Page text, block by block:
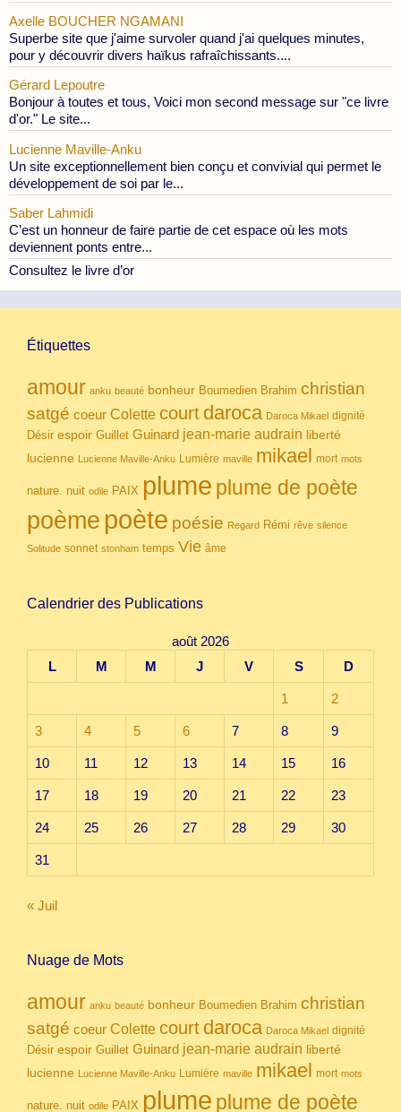
Axelle BOUCHER NGAMANI
Superbe site que j'aime survoler quand j'ai quelques minutes,
pour y découvrir divers haïkus rafraîchissants....
Gérard Lepoutre
Bonjour à toutes et tous, Voici mon second message sur "ce livre
d'or." Le site...
Lucienne Maville-Anku
Un site exceptionnellement bien conçu et convivial qui permet le
développement de soi par le...
Saber Lahmidi
C’est un honneur de faire partie de cet espace où les mots
deviennent ponts entre...
Consultez le livre d’or
Étiquettes
amour anku beauté bonheur Boumedien Brahim christian
satgé coeur Colette court daroca Daroca Mikael dignité
Désir espoir Guillet Guinard jean-marie audrain liberté
lucienne Lucienne Maville-Anku Lumière maville mikael mort mots
nature. nuit odile PAIX plume plume de poète
poème poète poésie Regard Rémi rêve silence
Solitude sonnet stonham temps Vie âme
Calendrier des Publications
août 2026
L
M M J V S D
1 2
3 4 5 6 7 8 9
10 11 12 13 14 15 16
17 18 19 20 21 22 23
24 25 26 27 28 29 30
31
« Juil
Nuage de Mots
amour anku beauté bonheur Boumedien Brahim christian
satgé coeur Colette court daroca Daroca Mikael dignité
Désir espoir Guillet Guinard jean-marie audrain liberté
lucienne Lucienne Maville-Anku Lumière maville mikael mort mots
nature. nuit odile PAIX plume plume de poète